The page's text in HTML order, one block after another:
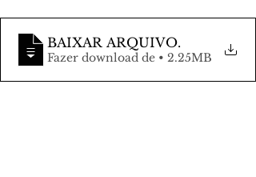
BAIXAR ARQUIVO.
Fazer download de • 2.25MB